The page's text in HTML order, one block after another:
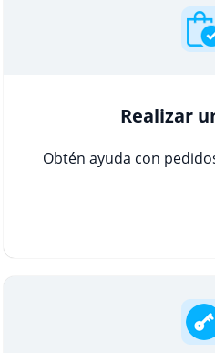
Realizar
Obtén ayuda con